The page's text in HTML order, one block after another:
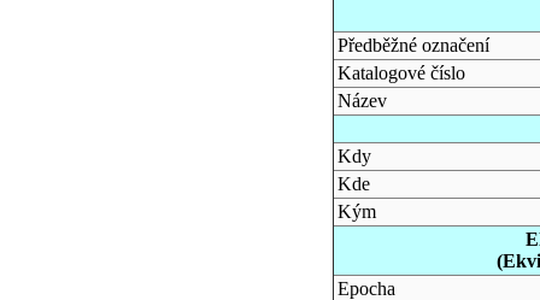
Předběžné označení
Katalogové číslo
Název
Kdy
Kde
Kým
Epocha